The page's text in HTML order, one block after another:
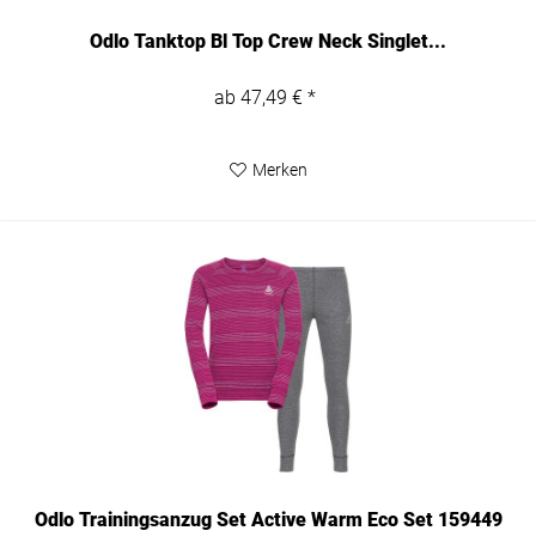
Odlo Tanktop Bl Top Crew Neck Singlet...
ab 47,49 € *
Merken
Odlo Trainingsanzug Set Active Warm Eco Set 159449